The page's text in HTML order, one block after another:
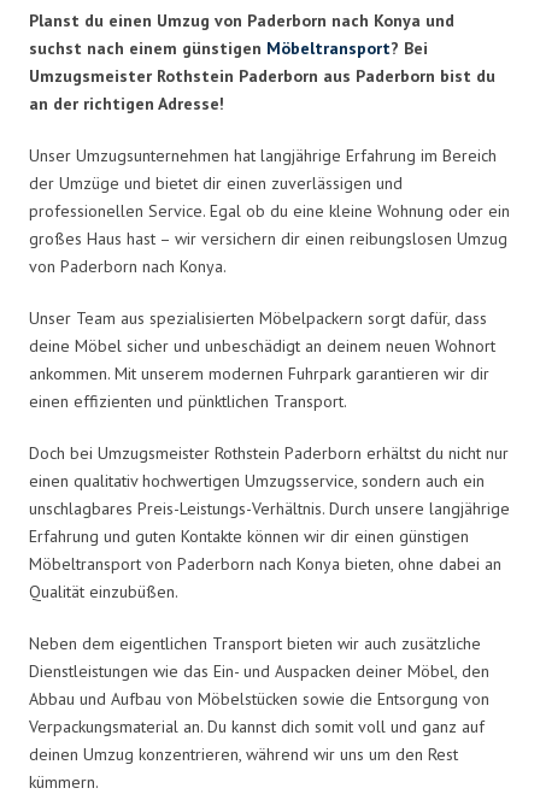
Planst du einen Umzug von Paderborn nach Konya und
suchst nach einem günstigen Möbeltransport? Bei
Umzugsmeister Rothstein Paderborn aus Paderborn bist du
an der richtigen Adresse!
Unser Umzugsunternehmen hat langjährige Erfahrung im Bereich
der Umzüge und bietet dir einen zuverlässigen und
professionellen Service. Egal ob du eine kleine Wohnung oder ein
großes Haus hast – wir versichern dir einen reibungslosen Umzug
von Paderborn nach Konya.
Unser Team aus spezialisierten Möbelpackern sorgt dafür, dass
deine Möbel sicher und unbeschädigt an deinem neuen Wohnort
ankommen. Mit unserem modernen Fuhrpark garantieren wir dir
einen effizienten und pünktlichen Transport.
Doch bei Umzugsmeister Rothstein Paderborn erhältst du nicht nur
einen qualitativ hochwertigen Umzugsservice, sondern auch ein
unschlagbares Preis-Leistungs-Verhältnis. Durch unsere langjährige
Erfahrung und guten Kontakte können wir dir einen günstigen
Möbeltransport von Paderborn nach Konya bieten, ohne dabei an
Qualität einzubüßen.
Neben dem eigentlichen Transport bieten wir auch zusätzliche
Dienstleistungen wie das Ein- und Auspacken deiner Möbel, den
Abbau und Aufbau von Möbelstücken sowie die Entsorgung von
Verpackungsmaterial an. Du kannst dich somit voll und ganz auf
deinen Umzug konzentrieren, während wir uns um den Rest
kümmern.